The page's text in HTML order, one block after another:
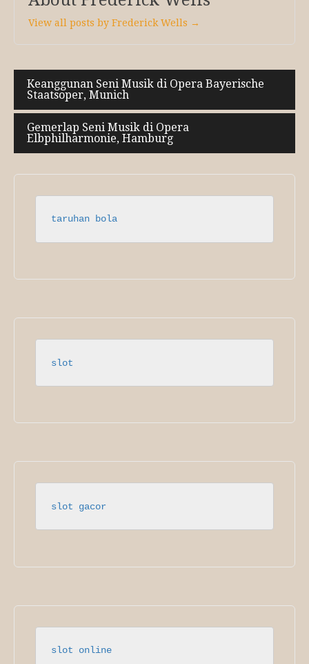
View all posts by Frederick Wells →
Post
navigation
Keanggunan Seni Musik di Opera Bayerische
Staatsoper, Munich
Gemerlap Seni Musik di Opera
Elbphilharmonie, Hamburg
taruhan bola
slot
slot gacor
slot online